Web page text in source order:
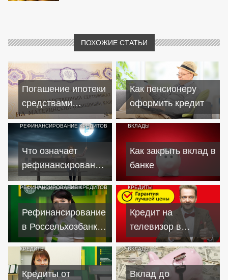
ПОХОЖИЕ СТАТЬИ
Погашение ипотеки
средствами
материнского
капитала
Как пенсионеру
оформить кредит
РЕФИНАНСИРОВАНИЕ КРЕДИТОВ
Что означает
рефинансирование
кредита простыми
словами
ВКЛАДЫ
Как закрыть вклад в
банке
РЕФИНАНСИРОВАНИЕ КРЕДИТОВ
Рефинансирование
в Россельхозбанке -
способ уменьшить
сумму переплаты
по кредиту
КРЕДИТЫ
Кредит на
телевизор в
Ростове: лучший
выбор и
обслуживание
КРЕДИТЫ
Кредиты от
ВКЛАДЫ
Вклад до